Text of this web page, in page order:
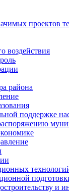
проектов
воздействия
района
поддержке
и